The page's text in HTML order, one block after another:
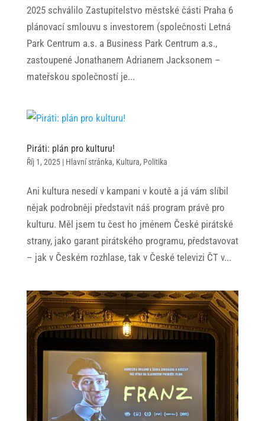
2025 schválilo Zastupitelstvo městské části Praha 6
plánovací smlouvu s investorem (společnosti Letná
Park Centrum a.s. a Business Park Centrum a.s.,
zastoupené Jonathanem Adrianem Jacksonem –
mateřskou společností je...
Piráti: plán pro kulturu!
Říj 1, 2025| Hlavní stránka, Kultura, Politika
Ani kultura nesedí v kampani v koutě a já vám slíbil
nějak podrobněji představit náš program právě pro
kulturu. Měl jsem tu čest ho jménem České pirátské
strany, jako garant pirátského programu, představovat
– jak v Českém rozhlase, tak v České televizi ČT v...